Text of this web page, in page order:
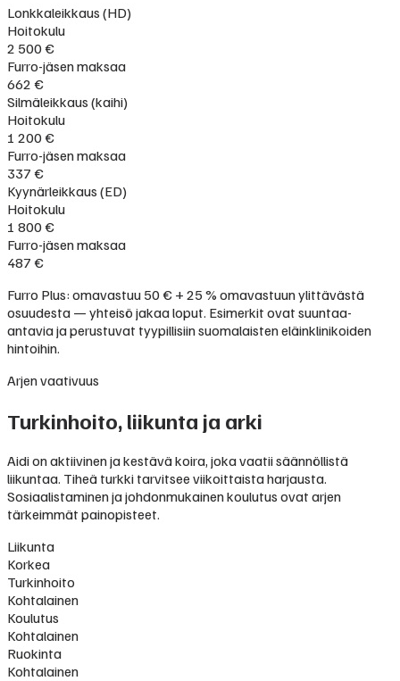
Lonkkaleikkaus (HD)
Hoitokulu
2 500 €
Furro-jäsen maksaa
662 €
Silmäleikkaus (kaihi)
Hoitokulu
1 200 €
Furro-jäsen maksaa
337 €
Kyynärleikkaus (ED)
Hoitokulu
1 800 €
Furro-jäsen maksaa
487 €
Furro Plus: omavastuu 50 € + 25 % omavastuun ylittävästä
osuudesta — yhteisö jakaa loput. Esimerkit ovat suuntaa-
antavia ja perustuvat tyypillisiin suomalaisten eläinklinikoiden
hintoihin.
Arjen vaativuus
Turkinhoito, liikunta ja arki
Aidi on aktiivinen ja kestävä koira, joka vaatii säännöllistä
liikuntaa. Tiheä turkki tarvitsee viikoittaista harjausta.
Sosiaalistaminen ja johdonmukainen koulutus ovat arjen
tärkeimmät painopisteet.
Liikunta
Korkea
Turkinhoito
Kohtalainen
Koulutus
Kohtalainen
Ruokinta
Kohtalainen